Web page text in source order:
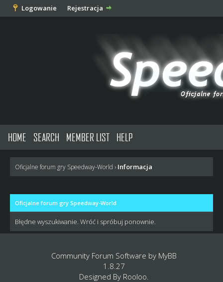
Logowanie Rejestracja
HOME SEARCH MEMBER LIST HELP
Oficjalne forum gry Speedway-World › Informacja
Oficjalne forum gry Speedway-World
Błędne wyszukiwanie. Wróć i spróbuj ponownie.
Community Forum Software by MyBB
1.8.27
Designed By Rooloo.